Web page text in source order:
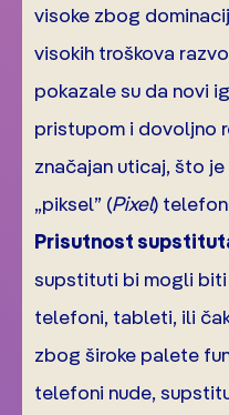
visoke zbog
visokih troškova
pokazale su da novi
pristupom i dovoljno
značajan uticaj, što
„piksel” (Pixel)
Prisutnost
supstituti bi mogli
telefoni, tableti, ili
zbog široke palete
telefoni nude,